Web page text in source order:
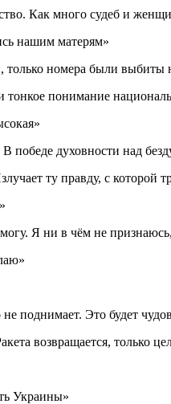
Как много судеб и
нашим матерям»
номера были
понимание
победе духовности над
ту правду, с которой
Я ни в чём не
поднимает. Это будет
возвращается, только
Украины»